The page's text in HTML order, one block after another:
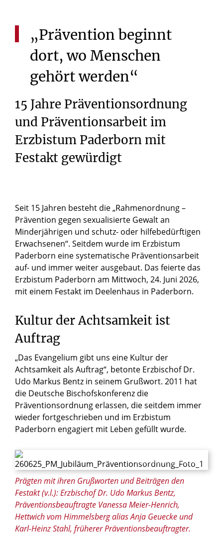
„Prävention beginnt
dort, wo Menschen
gehörtwerden“
15 Jahre Präventionsordnung
und Präventionsarbeit im
Erzbistum Paderborn mit
Festakt gewürdigt
© Maria Aßhauer / Erzbistum Paderborn
Prägten mit ihren Grußworten und Beiträgen den
Festakt (v.l.): Erzbischof Dr. Udo Markus Bentz,
Präventionsbeauftragte Vanessa Meier-Henrich,
Hettwich vom Himmelsberg alias Anja Geuecke und
Karl-Heinz Stahl, früherer Präventionsbeauftragter.
Seit 15 Jahren besteht die „Rahmenordnung –
Prävention gegen sexualisierte Gewalt an
Minderjährigen und schutz- oder hilfebedürftigen
Erwachsenen“. Seitdem wurde im Erzbistum
Paderborn eine systematische Präventionsarbeit
auf- und immer weiter ausgebaut. Das feierte das
Erzbistum Paderborn am Mittwoch, 24. Juni 2026,
mit einem Festakt im Deelenhaus in Paderborn.
Kultur der Achtsamkeit ist
Auftrag
„Das Evangelium gibt uns eine Kultur der
Achtsamkeit als Auftrag“, betonte Erzbischof Dr.
Udo Markus Bentz in seinem Grußwort. 2011 hat
die Deutsche Bischofskonferenz die
Präventionsordnung erlassen, die seitdem immer
wieder fortgeschrieben und im Erzbistum
Paderborn engagiert mit Leben gefüllt wurde.